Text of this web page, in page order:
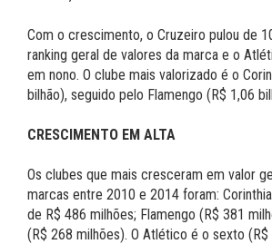
Com o crescimento, o Cruzeiro pulou de
ranking geral de valores da marca e o
em nono. O clube mais valorizado é o
bilhão), seguido pelo Flamengo (R$ 1,06
CRESCIMENTO EM ALTA
Os clubes que mais cresceram em valor
marcas entre 2010 e 2014 foram:
de R$ 486 milhões; Flamengo (R$ 381
(R$ 268 milhões). O Atlético é o sexto